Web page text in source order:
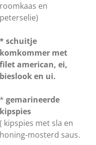
roomkaas en
peterselie)
* schuitje
komkommer met
filet american, ei,
bieslook en ui.
* gemarineerde
kipspies
( kipspies met sla en
honing-mosterd saus.